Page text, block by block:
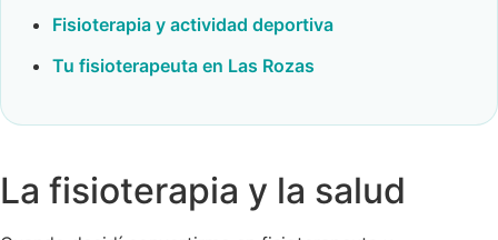
Fisioterapia y actividad deportiva
Tu fisioterapeuta en Las Rozas
La fisioterapia y la salud